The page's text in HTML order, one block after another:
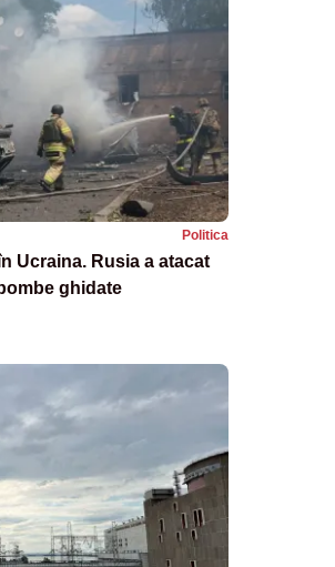
Politica
Ucraina. Rusia a atacat
ghidate